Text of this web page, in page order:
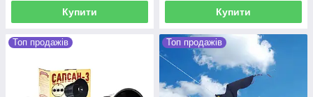
Купити Купити
Топ продажів Топ продажів